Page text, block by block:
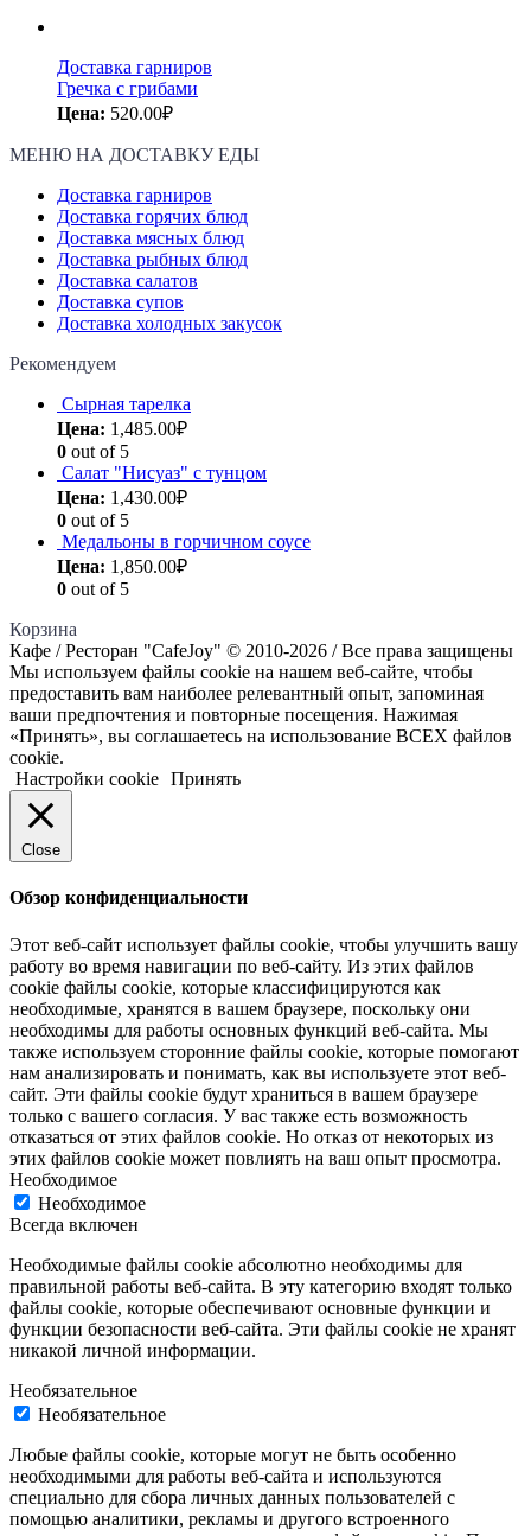
Доставка гарниров
Гречка с грибами
Цена: 520.00₽
МЕНЮ НА ДОСТАВКУ ЕДЫ
Доставка гарниров
Доставка горячих блюд
Доставка мясных блюд
Доставка рыбных блюд
Доставка салатов
Доставка супов
Доставка холодных закусок
Рекомендуем
Сырная тарелка
Цена: 1,485.00₽
0 out of 5
Салат "Нисуаз" с тунцом
Цена: 1,430.00₽
0 out of 5
Медальоны в горчичном соусе
Цена: 1,850.00₽
0 out of 5
Корзина
Кафе / Ресторан "CafeJoy" © 2010-2026 / Все права защищены
Мы используем файлы cookie на нашем веб-сайте, чтобы
предоставить вам наиболее релевантный опыт, запоминая
ваши предпочтения и повторные посещения. Нажимая
«Принять», вы соглашаетесь на использование ВСЕХ файлов
cookie.
Настройки cookie Принять
Close
Обзор конфиденциальности
Этот веб-сайт использует файлы cookie, чтобы улучшить вашу
работу во время навигации по веб-сайту. Из этих файлов
cookie файлы cookie, которые классифицируются как
необходимые, хранятся в вашем браузере, поскольку они
необходимы для работы основных функций веб-сайта. Мы
также используем сторонние файлы cookie, которые помогают
нам анализировать и понимать, как вы используете этот веб-
сайт. Эти файлы cookie будут храниться в вашем браузере
только с вашего согласия. У вас также есть возможность
отказаться от этих файлов cookie. Но отказ от некоторых из
этих файлов cookie может повлиять на ваш опыт просмотра.
Необходимое
Необходимое
Всегда включен
Необходимые файлы cookie абсолютно необходимы для
правильной работы веб-сайта. В эту категорию входят только
файлы cookie, которые обеспечивают основные функции и
функции безопасности веб-сайта. Эти файлы cookie не хранят
никакой личной информации.
Необязательное
Необязательное
Любые файлы cookie, которые могут не быть особенно
необходимыми для работы веб-сайта и используются
специально для сбора личных данных пользователей с
помощью аналитики, рекламы и другого встроенного